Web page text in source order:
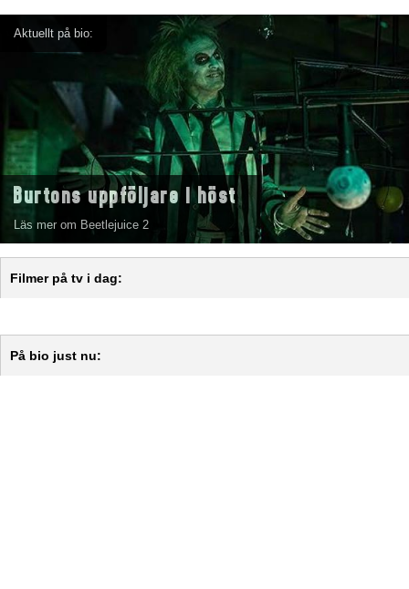
Aktuellt på bio:
Burtons uppföljare i höst
Läs mer om Beetlejuice 2
Filmer på tv i dag:
På bio just nu: